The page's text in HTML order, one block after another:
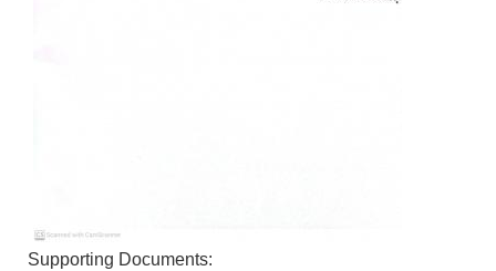
Supporting Documents: